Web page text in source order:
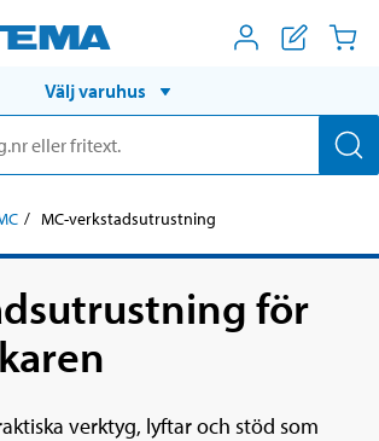
Välj varuhus
MC-verkstadsutrustning
för
verktyg, lyftar och stöd som